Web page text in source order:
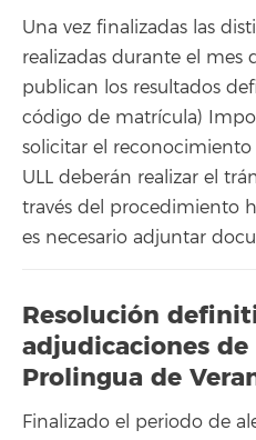
Una vez finalizadas las
realizadas durante el mes
publican los resultados
código de matrícula)
solicitar el
ULL deberán realizar el
través del procedimiento
es necesario adjuntar
Resolución
adjudicaciones de
Prolingua de
Finalizado el periodo de